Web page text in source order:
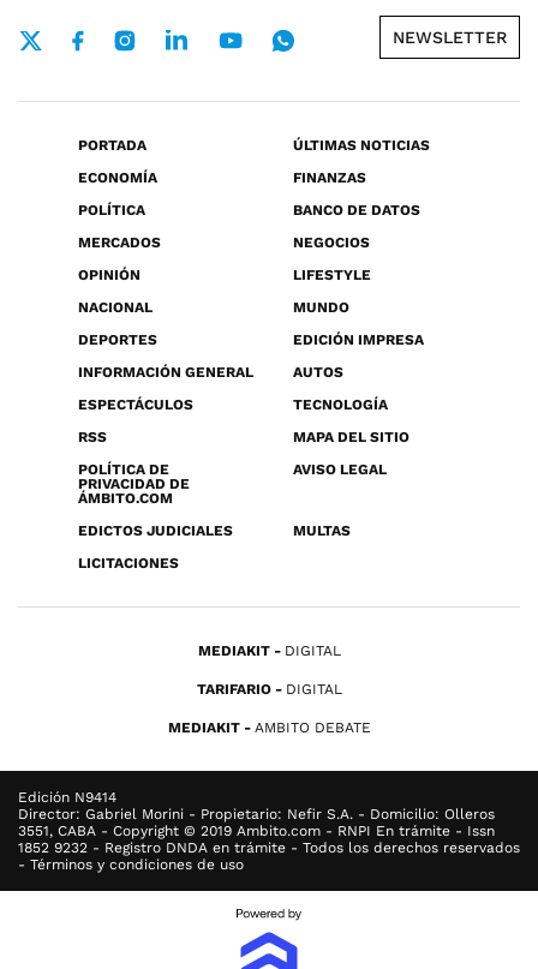
NEWSLETTER
PORTADA
ÚLTIMAS NOTICIAS
ECONOMÍA
FINANZAS
POLÍTICA
BANCO DE DATOS
MERCADOS
NEGOCIOS
OPINIÓN
LIFESTYLE
NACIONAL
MUNDO
DEPORTES
EDICIÓN IMPRESA
INFORMACIÓN GENERAL
AUTOS
ESPECTÁCULOS
TECNOLOGÍA
RSS
MAPA DEL SITIO
POLÍTICA DE
PRIVACIDAD DE
ÁMBITO.COM
AVISO LEGAL
EDICTOS JUDICIALES
MULTAS
LICITACIONES
MEDIAKIT DIGITAL
TARIFARIO DIGITAL
MEDIAKIT AMBITO DEBATE
Edición N9414
Director: Gabriel Morini - Propietario: Nefir S.A. - Domicilio: Olleros
3551, CABA - Copyright © 2019 Ambito.com - RNPI En trámite - Issn
1852 9232 - Registro DNDA en trámite - Todos los derechos reservados
- Términos y condiciones de uso